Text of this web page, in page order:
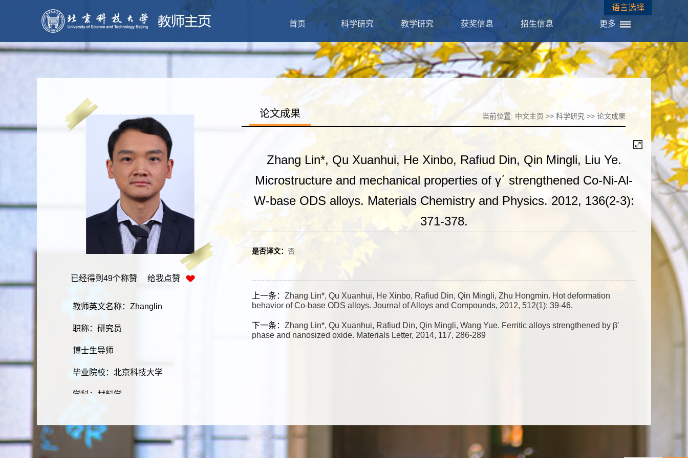
语言选择
首页
科学研究 教学研究 获奖信息 招生信息 更多
已经得到 49个称赞 给我点赞
教师英文名称：Zhanglin
职称：研究员
博士生导师
毕业院校：北京科技大学
学科：材料学
学位：博士
论文成果 当前位置: 中文主页 >> 科学研究 >> 论文成果
Zhang Lin*, Qu Xuanhui, He Xinbo, Rafiud Din, Qin Mingli, Liu Ye.
Microstructure and mechanical properties of γ΄ strengthened Co-Ni-Al-
W-base ODS alloys. Materials Chemistry and Physics. 2012, 136(2-3):
371-378.
是否译文： 否
上一条： Zhang Lin*, Qu Xuanhui, He Xinbo, Rafiud Din, Qin Mingli, Zhu Hongmin. Hot deformation
behavior of Co-base ODS alloys. Journal of Alloys and Compounds, 2012, 512(1): 39-46.
下一条： Zhang Lin*, Qu Xuanhui, Rafiud Din, Qin Mingli, Wang Yue. Ferritic alloys strengthened by β′
phase and nanosized oxide. Materials Letter, 2014, 117, 286-289